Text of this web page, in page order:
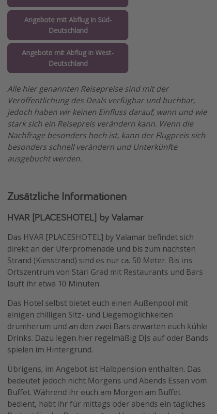
Angebote mit Abflug in Süd-
Deutschland
Angebote mit Abflug in West-
Deutschland
Alle hier genannten Reisepreise sind mit der
Veröffentlichung des Deals verfügbar und buchbar,
jedoch haben wir keinen Einfluss darauf, wann und wie
stark sich ein Reisepreis verändern kann. Wenn die
Nachfrage besonders hoch ist, kann der Flugpreis sich
besonders schnell verändern und Unterkünfte
ausgebucht werden.
Zusätzliche Informationen
HVAR [PLACESHOTEL] by Valamar
Das HVAR [PLACESHOTEL] by Valamar befindet sich
direkt an der Uferpromenade und bis zum nächsten
Strand (Kiesstrand) sind es nur ca. 50 Meter. Bis ins
Ortszentrum von Stari Grad mit Restaurants und Bars
lauft ihr etwa 10 Minuten.
Das Hotel selbst bietet euch einen Außenpool mit
einigen chilligen Sitz- und Liegemöglichkeiten
drumherum und an den zwei Bars erwarten euch kühle
Drinks. Dazu legen hier regelmäßig DJs auf oder Bands
spielen im Hintergrund.
Übrigens, im Angebot ist Halbpension enthalten. Das
bedeutet jedoch nicht Morgens und Abends Essen vom
Buffet. Während ihr euch am Morgen am Buffet
bedient, habt ihr für mittags oder abends ein tägliches